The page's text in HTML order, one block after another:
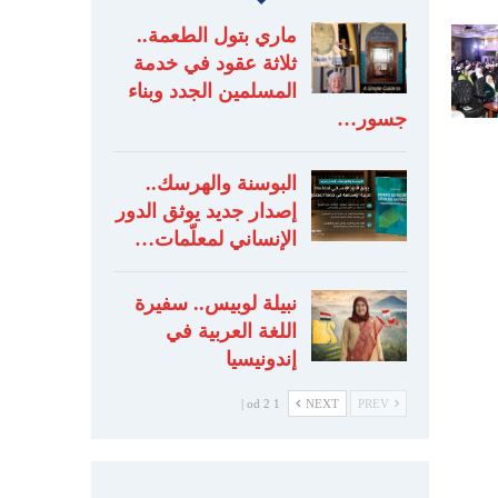
ماري بتول الطعمة..
ثلاثة عقود في خدمة
المسلمين الجدد وبناء
جسور…
البوسنة والهرسك..
إصدار جديد يوثق الدور
الإنساني لمعلّمات…
نبيلة لوبيس.. سفيرة
اللغة العربية في
إندونيسيا
NEXT
1 od 2 |